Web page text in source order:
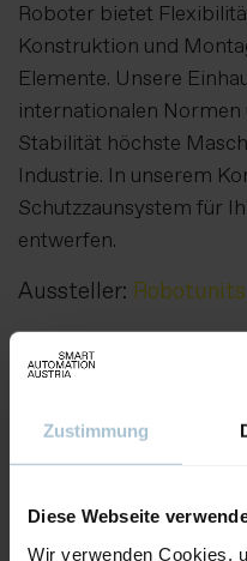
Zustimmung
Diese Webseite
Wir verwenden Cookies,
Roboter bietet
Konstruktion und
Elemente. Unsere
internationalen
Stabilität höchste
Industrie. In unserem
Schutzzaunsystem für
entwerfen.
Aussteller: